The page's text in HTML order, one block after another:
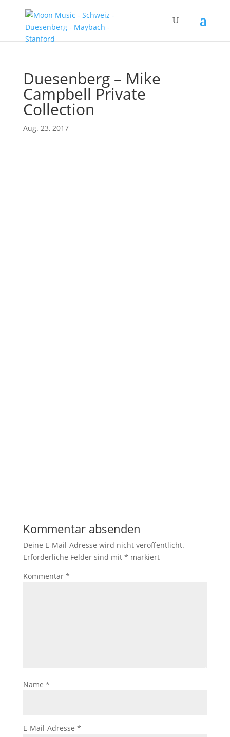
Duesenberg – Mike
Campbell Private
Collection
Aug. 23, 2017
Kommentar absenden
Deine E-Mail-Adresse wird nicht veröffentlicht.
Erforderliche Felder sind mit * markiert
Kommentar *
Name *
E-Mail-Adresse *